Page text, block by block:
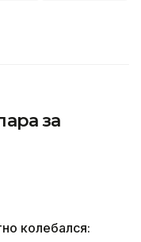
за
колебался: